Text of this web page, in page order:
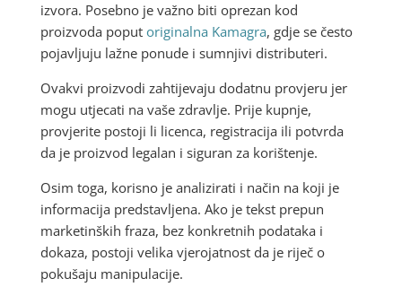
izvora. Posebno je važno biti oprezan kod
proizvoda poput originalna Kamagra, gdje se često
pojavljuju lažne ponude i sumnjivi distributeri.
Ovakvi proizvodi zahtijevaju dodatnu provjeru jer
mogu utjecati na vaše zdravlje. Prije kupnje,
provjerite postoji li licenca, registracija ili potvrda
da je proizvod legalan i siguran za korištenje.
Osim toga, korisno je analizirati i način na koji je
informacija predstavljena. Ako je tekst prepun
marketinških fraza, bez konkretnih podataka i
dokaza, postoji velika vjerojatnost da je riječ o
pokušaju manipulacije.